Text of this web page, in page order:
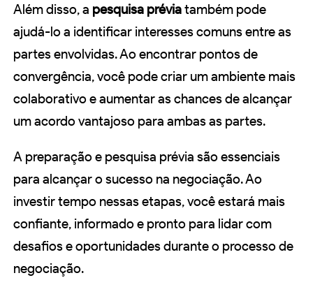
Além disso, a pesquisa préviatambém pode
ajudá-lo a identificar interesses comuns entre as
partes envolvidas. Ao encontrar pontos de
convergência, você pode criar um ambiente mais
colaborativo e aumentar as chances de alcançar
um acordo vantajoso para ambas as partes.
A preparação e pesquisa prévia são essenciais
para alcançar o sucesso na negociação. Ao
investir tempo nessas etapas, você estará mais
confiante, informado e pronto para lidar com
desafios e oportunidades durante o processo de
negociação.